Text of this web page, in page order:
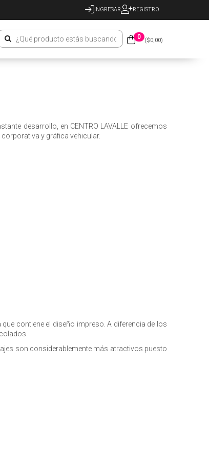
INGRESAR REGISTRO
0 ($0,00)
desarrollo, en CENTRO LAVALLE ofrecemos
corporativa y gráfica vehicular.
contiene el diseño impreso. A diferencia de los
son considerablemente más atractivos puesto